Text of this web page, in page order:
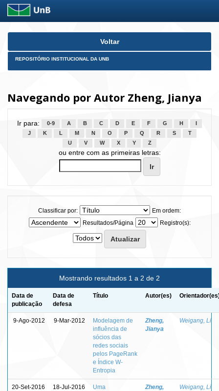
Skip
Voltar
REPOSITÓRIO INSTITUCIONAL DA UNB
Navegando por Autor Zheng, Jianya
Ir para: 0-9 A B C D E F G H
J
K L M N O P Q R S
T
U
V W X Y Z
ou entre com as primeiras letras:
Classificar por:
Em ordem:
Resultados/Página
Registro(s):
Mostrando resultados 1 a 2 de 2
Data de
publicação
Data de
defesa
Título Autor(es)
9-Ago-2012 9-Mar-2012
Modelagem de
influência de
sócios das
redes sociais
pelos PageRank
e Índice W-
Entropia
Zheng,
Jianya
Weigang, Li
20-Set-2016 18-Jul-2016
Uma
Zheng,
Weigang, Li